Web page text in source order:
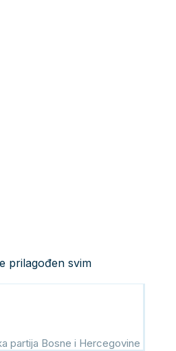
prilagođen svim
partija Bosne i Hercegovine